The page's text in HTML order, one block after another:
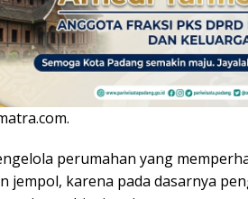
perumahan yang
jempol, karena pada dasarnya